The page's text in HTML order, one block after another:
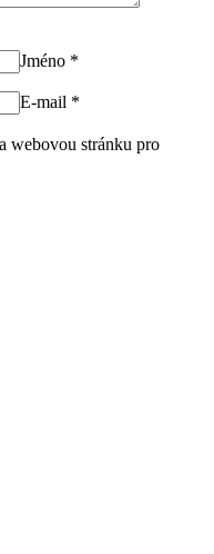
Jméno *
E-mail *
webovou stránku pro